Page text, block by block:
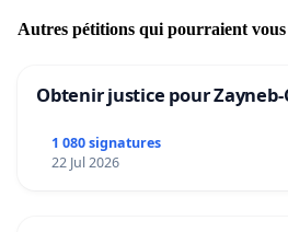
Autres pétitions qui pourraient vous
Obtenir justice pour Zayneb-
1 080 signatures
22 Jul 2026